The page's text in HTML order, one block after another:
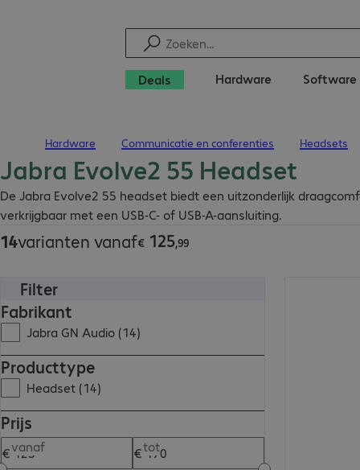
Deals Hardware Software
Hardware Communicatie en conferenties Headsets
Jabra Evolve2 55 Headset
De Jabra Evolve2 55 headset biedt een uitzonderlijk
verkrijgbaar met een USB-C- of USB-A-aansluiting.
14varianten vanaf€ 125,99
€ 125,99
Filter
Fabrikant
Jabra GN Audio (14)
Producttype
Headset (14)
Prijs
vanaf tot